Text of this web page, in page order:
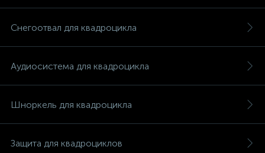
Снегоотвал для квадроцикла
Аудиосистема для квадроцикла
Шноркель для квадроцикла
Защита для квадроциклов